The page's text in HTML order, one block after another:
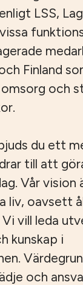
LSS,
Finland
och
du ett
till att
Vår vision
liv, oavsett
vill leda
kunskap i
och